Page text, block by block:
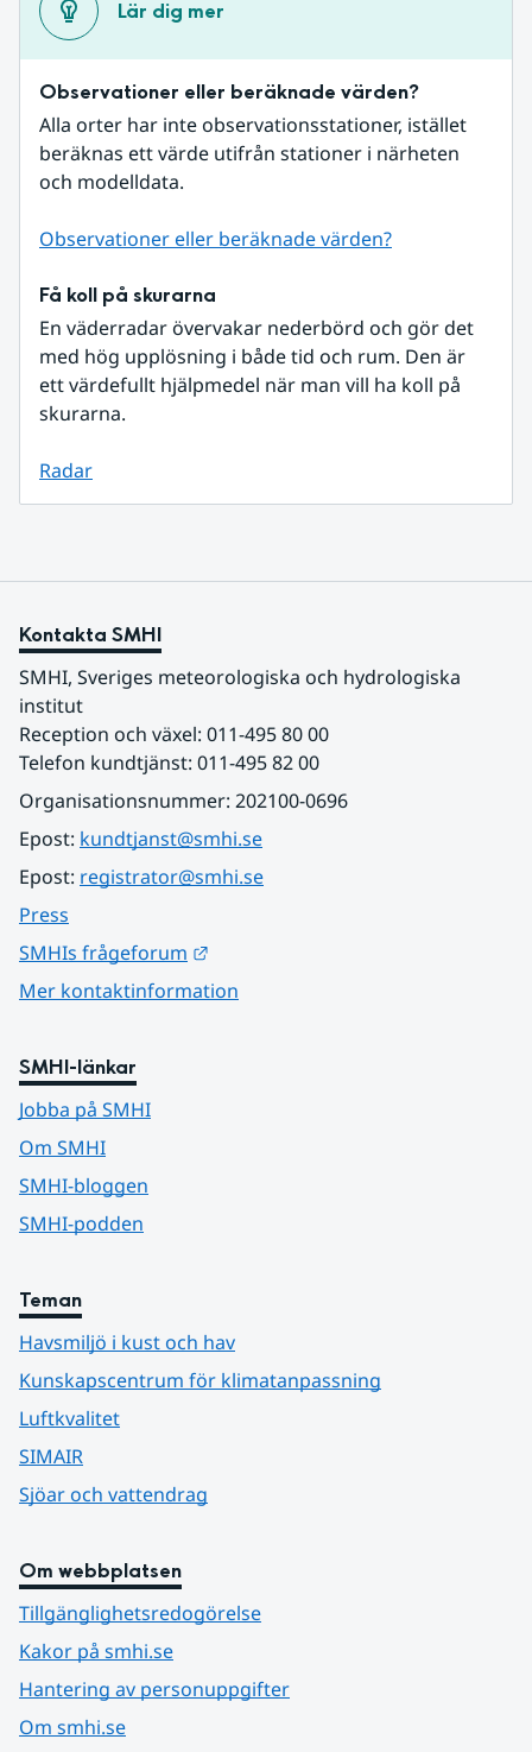
Lär dig mer
Observationer eller beräknade värden?
Alla orter har inte observationsstationer, istället
beräknas ett värde utifrån stationer i närheten
och modelldata.
Observationer eller beräknade värden?
Få koll på skurarna
En väderradar övervakar nederbörd och gör det
med hög upplösning i både tid och rum. Den är
ett värdefullt hjälpmedel när man vill ha koll på
skurarna.
Radar
Kontakta SMHI
SMHI, Sveriges meteorologiska och hydrologiska
institut
Reception och växel: 011-495 80 00
Telefon kundtjänst: 011-495 82 00
Organisationsnummer: 202100-0696
Epost: kundtjanst@smhi.se
Epost: registrator@smhi.se
Press
SMHIs frågeforum
Mer kontaktinformation
SMHI-länkar
Jobba på SMHI
Om SMHI
SMHI-bloggen
SMHI-podden
Teman
Havsmiljö i kust och hav
Kunskapscentrum för klimatanpassning
Luftkvalitet
SIMAIR
Sjöar och vattendrag
Om webbplatsen
Tillgänglighetsredogörelse
Kakor på smhi.se
Hantering av personuppgifter
Om smhi.se